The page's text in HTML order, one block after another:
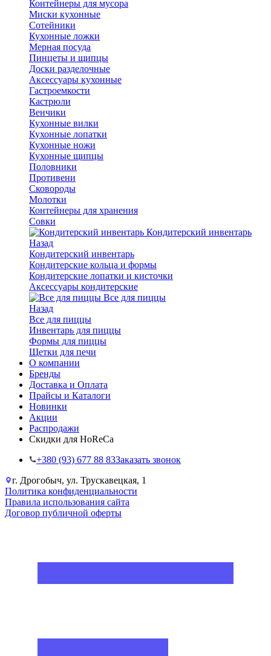
Контейнеры для мусора
Миски кухонные
Сотейники
Кухонные ложки
Мерная посуда
Пинцеты и щипцы
Доски разделочные
Аксессуары кухонные
Гастроемкости
Кастрюли
Венчики
Кухонные вилки
Кухонные лопатки
Кухонные ножи
Кухонные щипцы
Половники
Противени
Сковороды
Молотки
Контейнеры для хранения
Совки
Кондитерский инвентарь
Назад
Кондитерский инвентарь
Кондитерские кольца и формы
Кондитерские лопатки и кисточки
Аксессуары кондитерские
Все для пиццы
Назад
Все для пиццы
Инвентарь для пиццы
Формы для пиццы
Щетки для печи
О компании
Бренды
Доставка и Оплата
Прайсы и Каталоги
Новинки
Акции
Распродажи
Скидки для HoReCa
+38‎0 (93) 677 88 83Заказать звонок
г. Дрогобыч, ул. Трускавецкая, 1
Политика конфиденциальности
Правила использования сайта
Договор публичной оферты